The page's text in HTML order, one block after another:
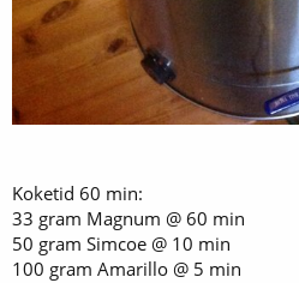
Koketid 60 min:
33 gram Magnum @ 60 min
50 gram Simcoe @ 10 min
100 gram Amarillo @ 5 min